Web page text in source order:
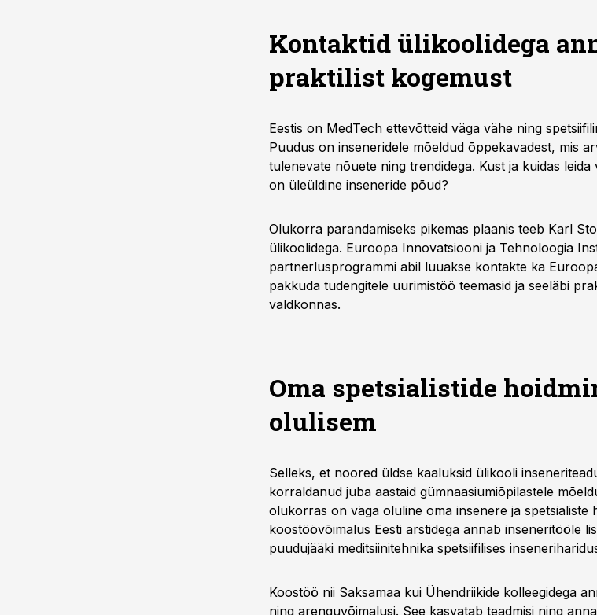
Kontaktid ülikoolidega
praktilist kogemust
Eestis on MedTech ettevõtteid väga vähe ning
Puudus on inseneridele mõeldud õppekavadest, mis
tulenevate nõuete ning trendidega. Kust ja kuidas
on üleüldine inseneride põud?
Olukorra parandamiseks pikemas plaanis teeb Karl
ülikoolidega. Euroopa Innovatsiooni ja Tehnoloogia
partnerlusprogrammi abil luuakse kontakte ka
pakkuda tudengitele uurimistöö teemasid ja seeläbi
valdkonnas.
Oma spetsialistide
olulisem
Selleks, et noored üldse kaaluksid ülikooli
korraldanud juba aastaid gümnaasiumiõpilastele
olukorras on väga oluline oma insenere ja spetsialiste
koostöövõimalus Eesti arstidega annab inseneritööle
puudujääki meditsiinitehnika spetsiifilises
Koostöö nii Saksamaa kui Ühendriikide kolleegidega
ning arenguvõimalusi. See kasvatab teadmisi ning